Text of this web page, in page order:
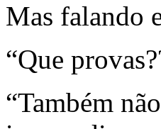
Mas falando
“Que
“Também